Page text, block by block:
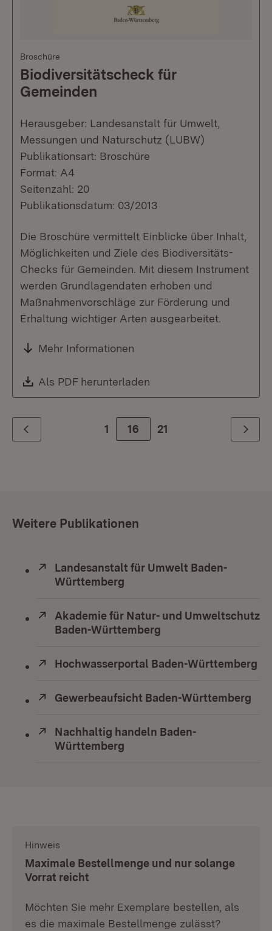
Broschüre
Biodiversitätscheck für
Gemeinden
Herausgeber: Landesanstalt für Umwelt,
Messungen und Naturschutz (LUBW)
Publikationsart: Broschüre
Format: A4
Seitenzahl: 20
Publikationsdatum: 03/2013
Die Broschüre vermittelt Einblicke über Inhalt,
Möglichkeiten und Ziele des Biodiversitäts-
Checks für Gemeinden. Mit diesem Instrument
werden Grundlagendaten erhoben und
Maßnahmenvorschläge zur Förderung und
Erhaltung wichtiger Arten ausgearbeitet.
Mehr Informationen
Download:
Als PDF herunterladen
Zurück 1 Zur Seite
16 21 Weiter
Weitere Publikationen
Extern:
Landesanstalt für Umwelt Baden-
Württemberg
Extern:
Akademie für Natur- und Umweltschutz
Baden-Württemberg
Extern:
Hochwasserportal Baden-Württemberg
Extern:
Gewerbeaufsicht Baden-Württemberg
Extern:
Nachhaltig handeln Baden-
Württemberg
Hinweis
Maximale Bestellmenge und nur solange
Vorrat reicht
Möchten Sie mehr Exemplare bestellen, als
es die maximale Bestellmenge zulässt?